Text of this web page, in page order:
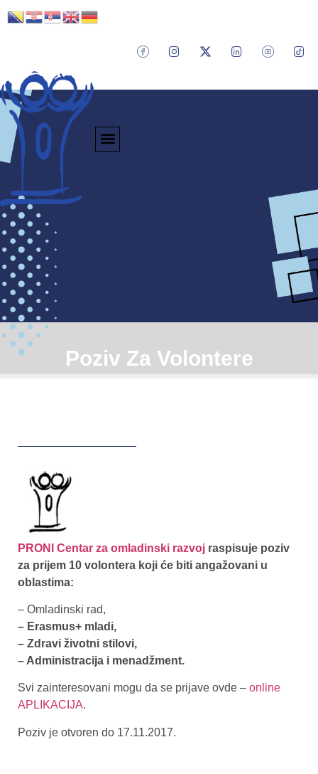
Poziv Za Volontere
PRONI Centar za omladinski razvoj raspisuje poziv
za prijem 10 volontera koji će biti angažovani u
oblastima:
– Omladinski rad,
– Erasmus+ mladi,
– Zdravi životni stilovi,
– Administracija i menadžment.
Svi zainteresovani mogu da se prijave ovde – online
APLIKACIJA.
Poziv je otvoren do 17.11.2017.